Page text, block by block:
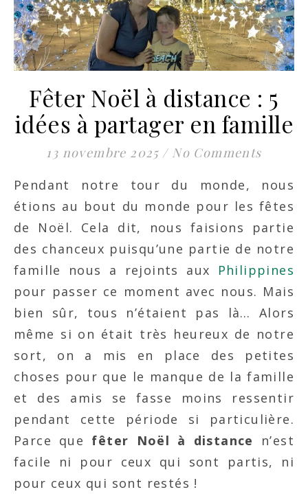
Fêter Noël à distance : 5
idées à partager en famille
13 novembre 2025 / No Comments
Pendant notre tour du monde, nous
étions au bout du monde pour les fêtes
de Noël. Cela dit, nous faisions partie
des chanceux puisqu’une partie de notre
famille nous a rejoints aux
Philippines
pour passer ce moment avec nous. Mais
bien sûr, tous n’étaient pas là… Alors
même si on était très heureux de notre
sort, on a mis en place des petites
choses pour que le manque de la famille
et des amis se fasse moins ressentir
pendant cette période si particulière.
Parce que fêter Noël à distance
n’est
facile ni pour ceux qui sont partis, ni
pour ceux qui sont restés !